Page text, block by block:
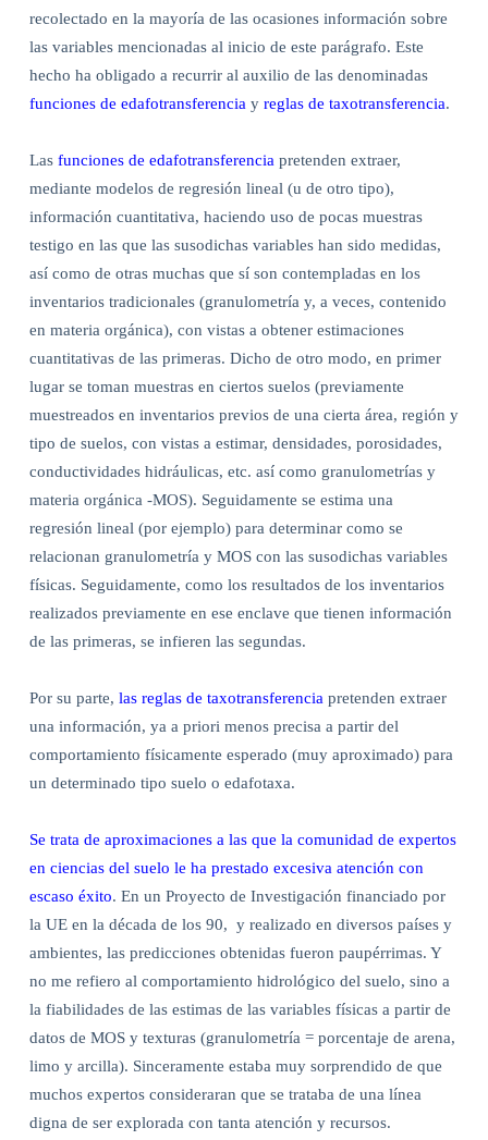
recolectado en la mayoría de las ocasiones información sobre
las variables mencionadas al inicio de este parágrafo. Este
hecho ha obligado a recurrir al auxilio de las denominadas
funciones de edafotransferencia y reglas de taxotransferencia.
Las funciones de edafotransferencia pretenden extraer,
mediante modelos de regresión lineal (u de otro tipo),
información cuantitativa, haciendo uso de pocas muestras
testigo en las que las susodichas variables han sido medidas,
así como de otras muchas que sí son contempladas en los
inventarios tradicionales (granulometría y, a veces, contenido
en materia orgánica), con vistas a obtener estimaciones
cuantitativas de las primeras. Dicho de otro modo, en primer
lugar se toman muestras en ciertos suelos (previamente
muestreados en inventarios previos de una cierta área, región y
tipo de suelos, con vistas a estimar, densidades, porosidades,
conductividades hidráulicas, etc. así como granulometrías y
materia orgánica -MOS). Seguidamente se estima una
regresión lineal (por ejemplo) para determinar como se
relacionan granulometría y MOS con las susodichas variables
físicas. Seguidamente, como los resultados de los inventarios
realizados previamente en ese enclave que tienen información
de las primeras, se infieren las segundas.
Por su parte, las reglas de taxotransferencia pretenden extraer
una información, ya a priori menos precisa a partir del
comportamiento físicamente esperado (muy aproximado) para
un determinado tipo suelo o edafotaxa.
Se trata de aproximaciones a las que la comunidad de expertos
en ciencias del suelo le ha prestado excesiva atención con
escaso éxito. En un Proyecto de Investigación financiado por
la UE en la década de los 90, y realizado en diversos países y
ambientes, las predicciones obtenidas fueron paupérrimas. Y
no me refiero al comportamiento hidrológico del suelo, sino a
la fiabilidades de las estimas de las variables físicas a partir de
datos de MOS y texturas (granulometría = porcentaje de arena,
limo y arcilla). Sinceramente estaba muy sorprendido de que
muchos expertos consideraran que se trataba de una línea
digna de ser explorada con tanta atención y recursos.